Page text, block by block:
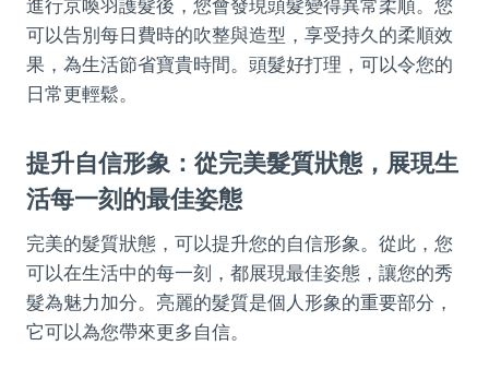
進行京喚羽護髮後，您會發現頭髮變得異常柔順。您
可以告別每日費時的吹整與造型，享受持久的柔順效
果，為生活節省寶貴時間。頭髮好打理，可以令您的
日常更輕鬆。
提升自信形象：從完美髮質狀態，展現生
活每一刻的最佳姿態
完美的髮質狀態，可以提升您的自信形象。從此，您
可以在生活中的每一刻，都展現最佳姿態，讓您的秀
髮為魅力加分。亮麗的髮質是個人形象的重要部分，
它可以為您帶來更多自信。